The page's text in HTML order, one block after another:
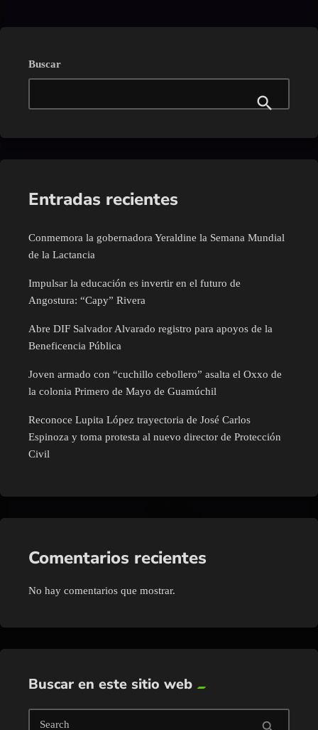
Buscar
Entradas recientes
Conmemora la gobernadora Yeraldine la Semana Mundial
de la Lactancia
Impulsar la educación es invertir en el futuro de
Angostura: “Capy” Rivera
Abre DIF Salvador Alvarado registro para apoyos de la
Beneficencia Pública
Joven armado con “cuchillo cebollero” asalta el Oxxo de
la colonia Primero de Mayo de Guamúchil
Reconoce Lupita López trayectoria de José Carlos
Espinoza y toma protesta al nuevo director de Protección
Civil
Comentarios recientes
No hay comentarios que mostrar.
Buscar en este sitio web
Search